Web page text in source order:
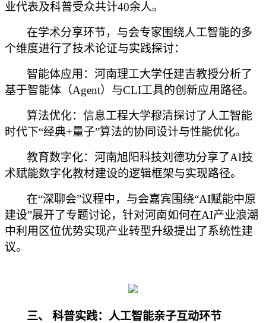
业代表及科普受众共计40余人。
在学术分享环节，与会专家围绕人工智能的多
个维度进行了技术论证与实践探讨：
智能体应用： 河南理工大学任建吉教授分析了
基于智能体（Agent）与CLI工具的创新应用路径。
算法优化： 信息工程大学穆清探讨了人工智能
时代下“经典+量子”算法的协同设计与性能优化。
教育数字化： 河南旭阳科技刘德功分享了AI技
术赋能数字化教材建设的逻辑框架与实现路径。
在“深聊会”议程中，与会嘉宾围绕“AI赋能中原
建设”展开了专题讨论，针对河南如何在AI产业浪潮
中利用区位优势实现产业转型升级提出了系统性建
议。
三、 科普实践：人工智能亲子互动环节